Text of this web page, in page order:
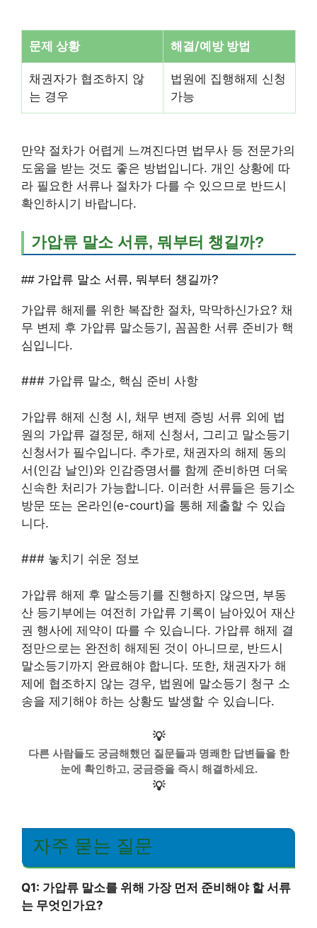
문제 상황 해결/예방 방법
채권자가 협조하지 않
는 경우
법원에 집행해제 신청
가능
만약 절차가 어렵게 느껴진다면 법무사 등 전문가의
도움을 받는 것도 좋은 방법입니다. 개인 상황에 따
라 필요한 서류나 절차가 다를 수 있으므로 반드시
확인하시기 바랍니다.
가압류 말소 서류, 뭐부터 챙길까?
## 가압류 말소 서류, 뭐부터 챙길까?
가압류 해제를 위한 복잡한 절차, 막막하신가요? 채
무 변제 후 가압류 말소등기, 꼼꼼한 서류 준비가 핵
심입니다.
### 가압류 말소, 핵심 준비 사항
가압류 해제 신청 시, 채무 변제 증빙 서류 외에 법
원의 가압류 결정문, 해제 신청서, 그리고 말소등기
신청서가 필수입니다. 추가로, 채권자의 해제 동의
서(인감 날인)와 인감증명서를 함께 준비하면 더욱
신속한 처리가 가능합니다. 이러한 서류들은 등기소
방문 또는 온라인(e-court)을 통해 제출할 수 있습
니다.
### 놓치기 쉬운 정보
가압류 해제 후 말소등기를 진행하지 않으면, 부동
산 등기부에는 여전히 가압류 기록이 남아있어 재산
권 행사에 제약이 따를 수 있습니다. 가압류 해제 결
정만으로는 완전히 해제된 것이 아니므로, 반드시
말소등기까지 완료해야 합니다. 또한, 채권자가 해
제에 협조하지 않는 경우, 법원에 말소등기 청구 소
송을 제기해야 하는 상황도 발생할 수 있습니다.
💡
다른 사람들도 궁금해했던 질문들과 명쾌한 답변들을 한
눈에 확인하고, 궁금증을 즉시 해결하세요.
💡
자주 묻는 질문
Q1: 가압류 말소를 위해 가장 먼저 준비해야 할 서류
는 무엇인가요?